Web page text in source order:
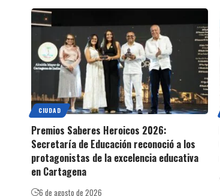
CIUDAD
Premios Saberes Heroicos 2026:
Secretaría de Educación reconoció a los
protagonistas de la excelencia educativa
en Cartagena
6 de agosto de 2026